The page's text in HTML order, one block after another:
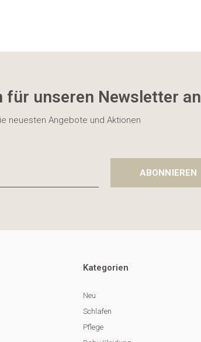
für unseren Newsletter an
neuesten Angebote und Aktionen
ABONNIEREN
Kategorien
Neu
Schlafen
Pflege